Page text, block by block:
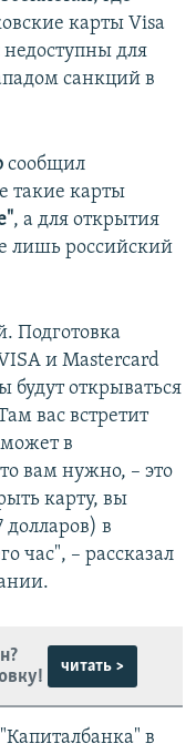
карты Visa
для
санкций в
сообщил
такие карты
, а для открытия
лишь российский
Подготовка
и Mastercard
будут открываться
вас встретит
в
вам нужно, – это
карту, вы
долларов) в
час", – рассказал
читать >
в